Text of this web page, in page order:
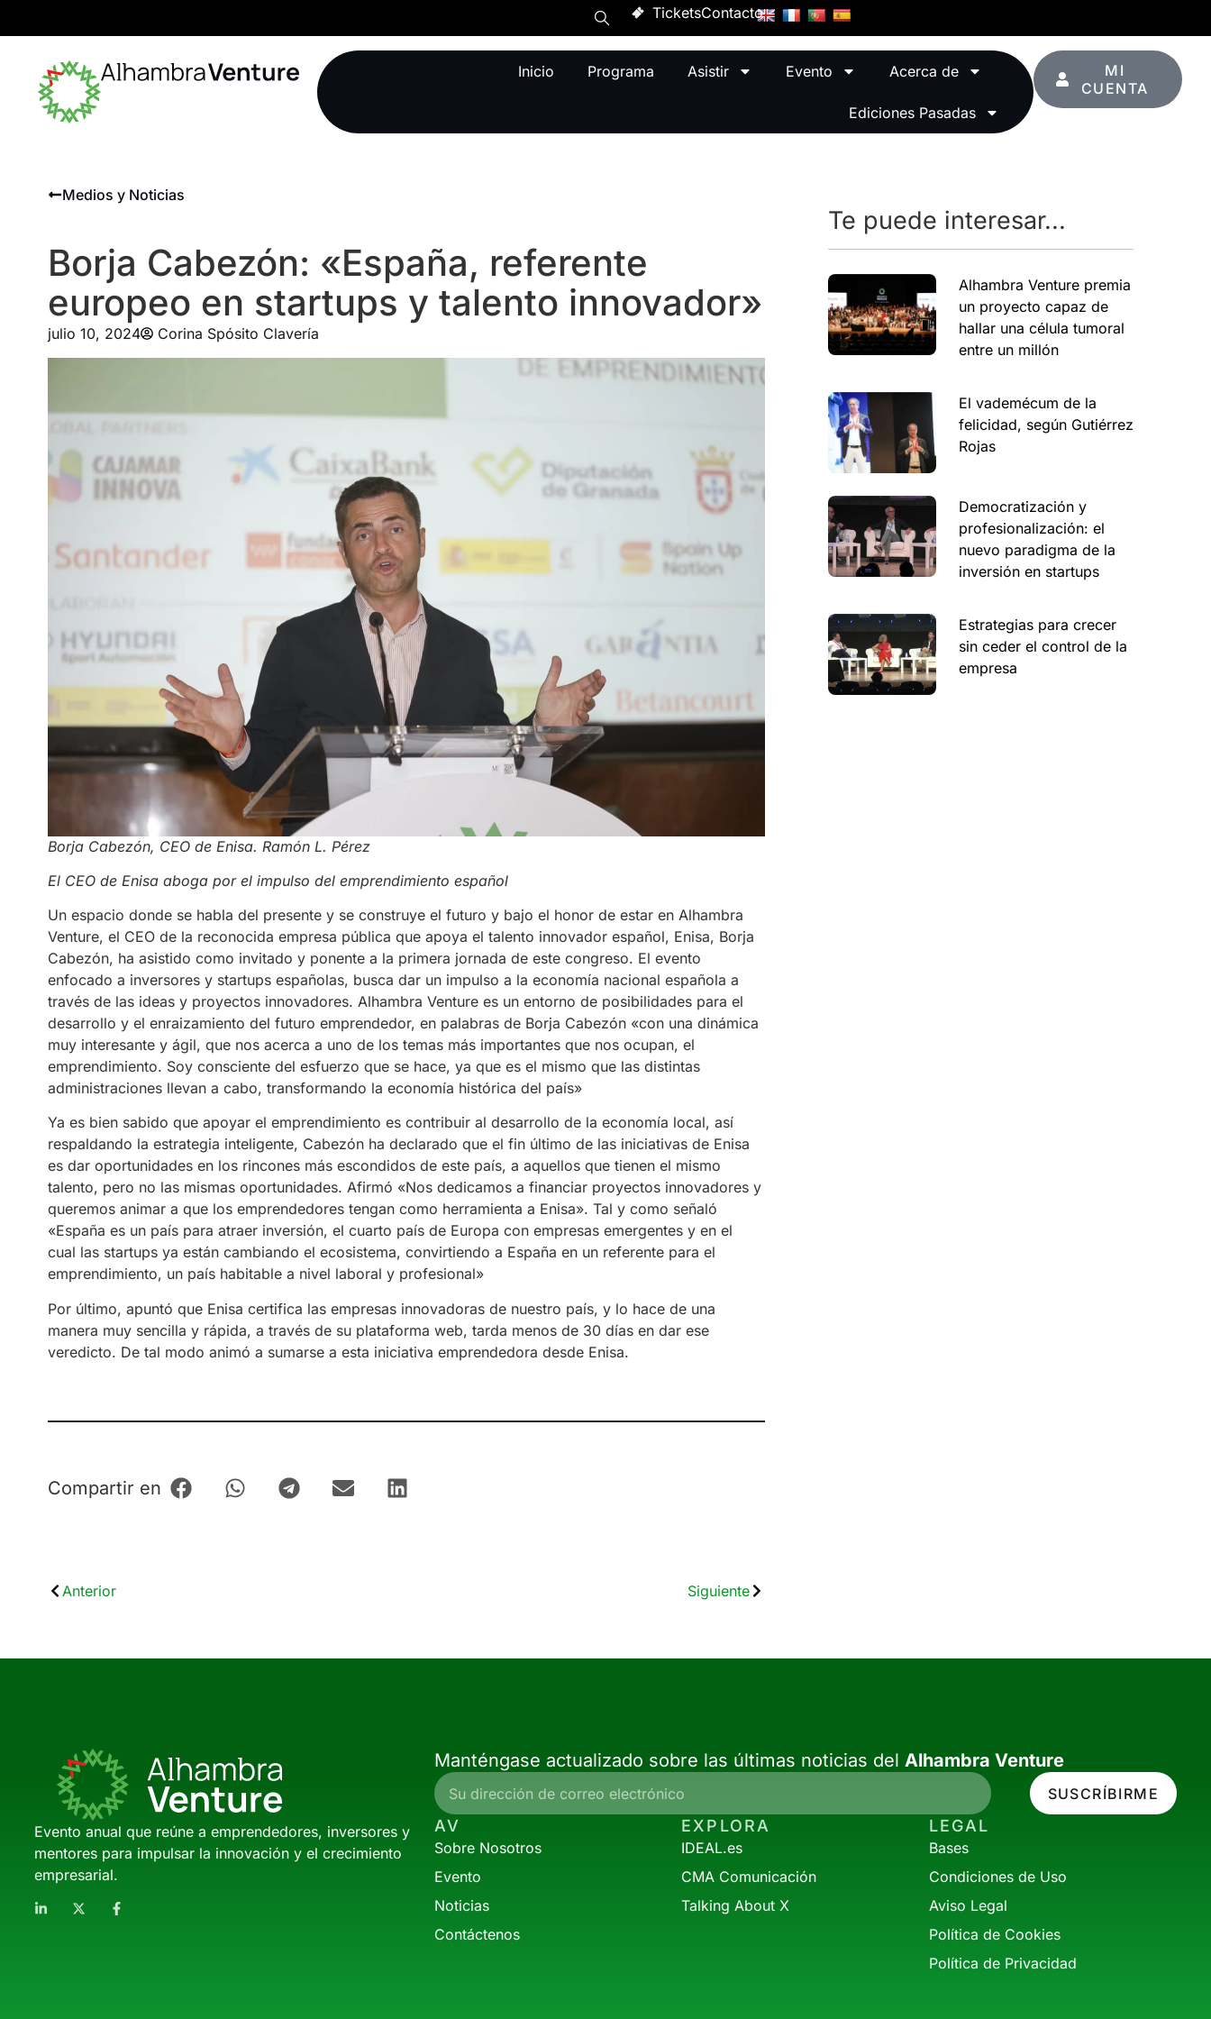
TicketsContacto
Inicio Programa Asistir Evento Acerca de
Ediciones Pasadas
MI
CUENTA
Medios y Noticias
Borja Cabezón: «España, referente
europeo en startups y talento innovador»
julio 10, 2024 Corina Spósito Clavería
Borja Cabezón, CEO de Enisa. Ramón L. Pérez
El CEO de Enisa aboga por el impulso del emprendimiento español
Un espacio donde se habla del presente y se construye el futuro y bajo el honor de estar en Alhambra
Venture, el CEO de la reconocida empresa pública que apoya el talento innovador español, Enisa, Borja
Cabezón, ha asistido como invitado y ponente a la primera jornada de este congreso. El evento
enfocado a inversores y startups españolas, busca dar un impulso a la economía nacional española a
través de las ideas y proyectos innovadores. Alhambra Venture es un entorno de posibilidades para el
desarrollo y el enraizamiento del futuro emprendedor, en palabras de Borja Cabezón «con una dinámica
muy interesante y ágil, que nos acerca a uno de los temas más importantes que nos ocupan, el
emprendimiento. Soy consciente del esfuerzo que se hace, ya que es el mismo que las distintas
administraciones llevan a cabo, transformando la economía histórica del país»
Ya es bien sabido que apoyar el emprendimiento es contribuir al desarrollo de la economía local, así
respaldando la estrategia inteligente, Cabezón ha declarado que el fin último de las iniciativas de Enisa
es dar oportunidades en los rincones más escondidos de este país, a aquellos que tienen el mismo
talento, pero no las mismas oportunidades. Afirmó «Nos dedicamos a financiar proyectos innovadores y
queremos animar a que los emprendedores tengan como herramienta a Enisa». Tal y como señaló
«España es un país para atraer inversión, el cuarto país de Europa con empresas emergentes y en el
cual las startups ya están cambiando el ecosistema, convirtiendo a España en un referente para el
emprendimiento, un país habitable a nivel laboral y profesional»
Por último, apuntó que Enisa certifica las empresas innovadoras de nuestro país, y lo hace de una
manera muy sencilla y rápida, a través de su plataforma web, tarda menos de 30 días en dar ese
veredicto. De tal modo animó a sumarse a esta iniciativa emprendedora desde Enisa.
Compartir en
Anterior Siguiente
Te puede interesar...
Alhambra Venture premia
un proyecto capaz de
hallar una célula tumoral
entre un millón
El vademécum de la
felicidad, según Gutiérrez
Rojas
Democratización y
profesionalización: el
nuevo paradigma de la
inversión en startups
Estrategias para crecer
sin ceder el control de la
empresa
Evento anual que reúne a emprendedores, inversores y
mentores para impulsar la innovación y el crecimiento
empresarial.
Manténgase actualizado sobre las últimas noticias del Alhambra Venture
SUSCRÍBIRME
AV
Sobre Nosotros
Evento
Noticias
Contáctenos
EXPLORA
IDEAL.es
CMA Comunicación
Talking About X
LEGAL
Bases
Condiciones de Uso
Aviso Legal
Política de Cookies
Política de Privacidad